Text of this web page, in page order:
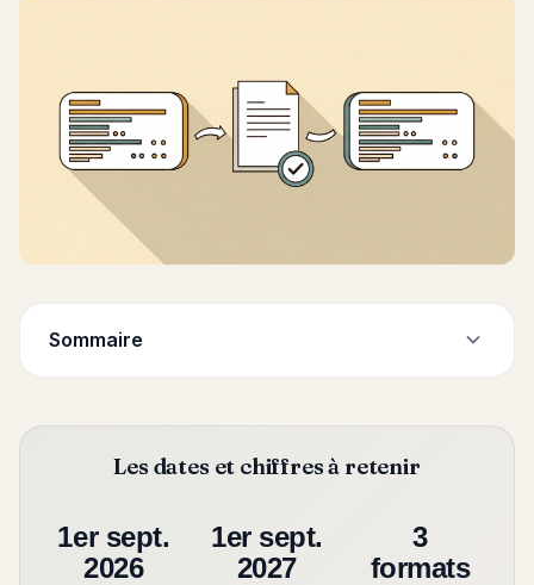
Sommaire
Les dates et chiffres à retenir
1er sept.
2026
1er sept.
2027
3
formats